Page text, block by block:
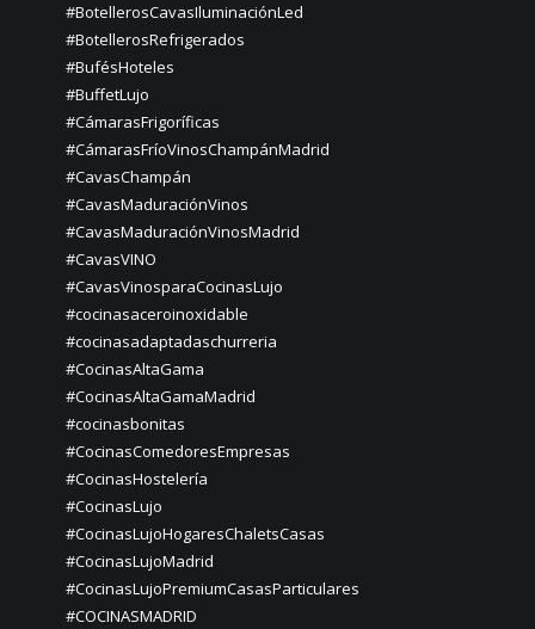
#BotellerosCavasIluminaciónLed
#BotellerosRefrigerados
#BufésHoteles
#BuffetLujo
#CámarasFrigoríficas
#CámarasFríoVinosChampánMadrid
#CavasChampán
#CavasMaduraciónVinos
#CavasMaduraciónVinosMadrid
#CavasVINO
#CavasVinosparaCocinasLujo
#cocinasaceroinoxidable
#cocinasadaptadaschurreria
#CocinasAltaGama
#CocinasAltaGamaMadrid
#cocinasbonitas
#CocinasComedoresEmpresas
#CocinasHostelería
#CocinasLujo
#CocinasLujoHogaresChaletsCasas
#CocinasLujoMadrid
#CocinasLujoPremiumCasasParticulares
#COCINASMADRID